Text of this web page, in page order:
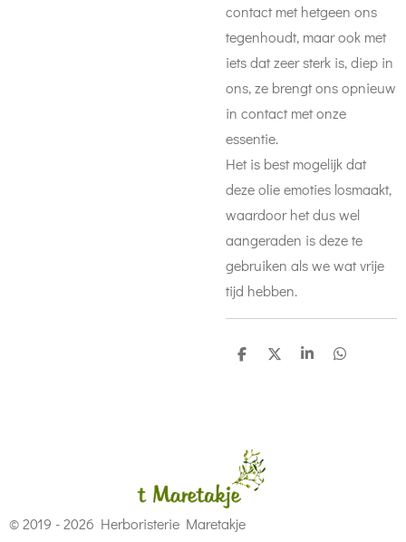
contact met hetgeen ons
tegenhoudt, maar ook met
iets dat zeer sterk is, diep in
ons, ze brengt ons opnieuw
in contact met onze
essentie.
Het is best mogelijk dat
deze olie emoties losmaakt,
waardoor het dus wel
aangeraden is deze te
gebruiken als we wat vrije
tijd hebben.
D
D
S
D
© 2019 - 2026 Herboristerie Maretakje